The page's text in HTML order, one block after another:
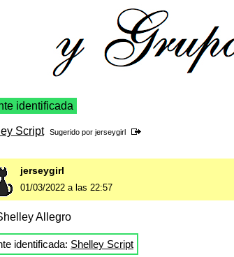
identificada
Script Sugerido por jerseygirl
jerseygirl
01/03/2022 a las 22:57
Allegro
identificada: Shelley Script